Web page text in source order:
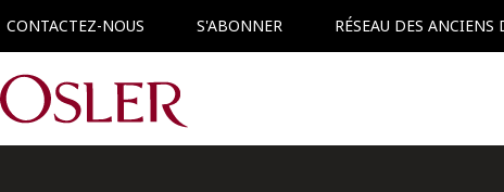
CONTACTEZ-NOUS S'ABONNER RÉSEAU DES ANCIENS
Main Navigation